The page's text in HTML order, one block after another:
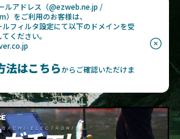
ルアドレス（@ezweb.ne.jp /
）をご利用のお客様は、
ルフィルタ設定にて以下のドメインを受
ください。
法はこちらからご確認いただけま